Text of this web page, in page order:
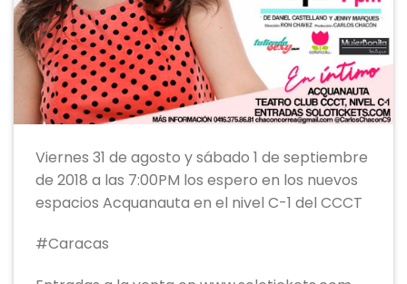
Viernes 31 de agosto y sábado 1 de septiembre
de 2018 a las 7:00PM los espero en los nuevos
espacios Acquanauta en el nivel C-1 del CCCT
#Caracas